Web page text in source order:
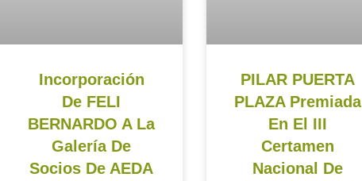
Incorporación
De FELI
BERNARDO A La
Galería De
Socios De AEDA
PILAR PUERTA
PLAZA Premiada
En El III
Certamen
Nacional De